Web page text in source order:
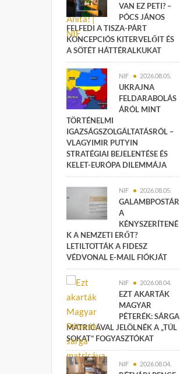
VAN EZ PETI? –
PÓCS JÁNOS
FELFEDI A TISZA-PÁRT
KONCEPCIÓS KITERVELŐIT ÉS
A SÖTÉT HÁTTÉRALKUKAT
NIF 2026.08.05.
UKRAJNA
FELDARABOLÁS
ÁRÓL MINT
TÖRTÉNELMI
IGAZSÁGSZOLGÁLTATÁSRÓL –
VLAGYIMIR PUTYIN
STRATÉGIAI BEJELENTÉSE ÉS
KELET-EURÓPA DILEMMÁJA
NIF 2026.08.05.
GALAMBPOSTÁR
A
KÉNYSZERÍTENÉ
K A NEMZETI ERŐT?
LETILTOTTÁK A FIDESZ
VÉDVONAL E-MAIL FIÓKJÁT
NIF 2026.08.04.
EZT AKARTÁK
MAGYAR
PÉTERÉK: SÁRGA
MATRICÁVAL JELÖLNÉK A „TÚL
SOKAT” FOGYASZTÓKAT
NIF 2026.08.04.